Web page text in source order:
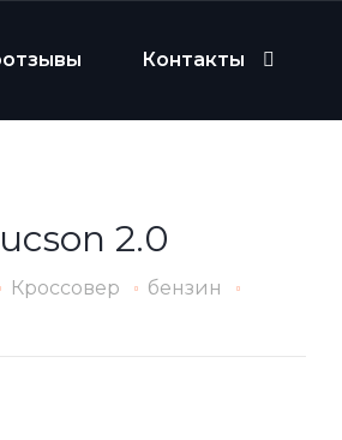
Контакты
2.0
Кроссовер
бензин